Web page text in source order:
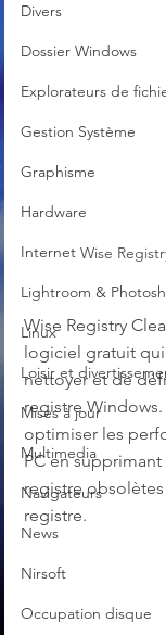
Divers
Dossier Windows
Explorateurs de
Gestion Système
Graphisme
Hardware
Internet
Lightroom &
Linux
Loisir et
Mises à jour
Multimedia
Navigateurs
News
Nirsoft
Occupation disque
Wise
Wise Registry
logiciel gratuit
nettoyer et de
registre
optimiser les
PC en
registre
registre.